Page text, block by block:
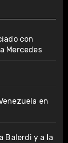
con
Mercedes
en
Balerdi y a la